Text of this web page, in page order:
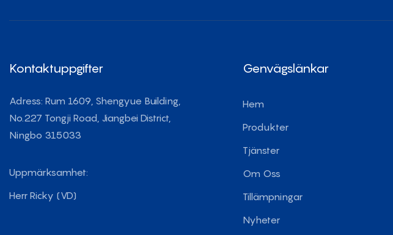
Kontaktuppgifter
Adress: Rum 1609, Shengyue Building,
No.227 Tongji Road, Jiangbei District,
Ningbo 315033
Uppmärksamhet:
Herr Ricky (VD)
Genvägslänkar
Hem
Produkter
Tjänster
Om Oss
Tillämpningar
Nyheter